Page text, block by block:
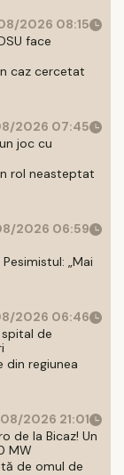
2026 08:15
face
caz cercetat
2026 07:45
joc cu
rol neasteptat
2026 06:59
„Mai
2026 06:46
de
din regiunea
2026 21:01
de la Bicaz! Un
MW
de omul de